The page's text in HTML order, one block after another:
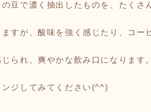
豆で濃く抽出したものを、たくさ
すが、酸味を強く感じたり、コー
られ、爽やかな飲み口になります。
ジしてみてください(^^)